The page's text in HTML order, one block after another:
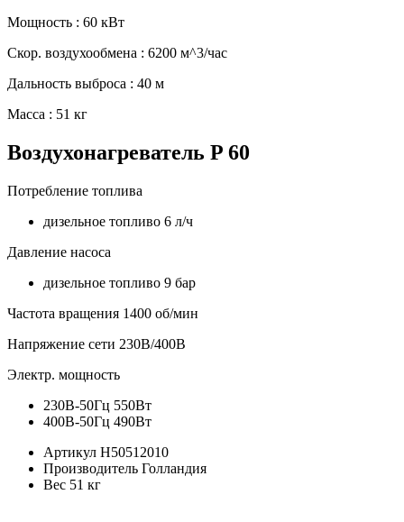
Мощность : 60 кВт
Скор. воздухообмена : 6200 м^3/час
Дальность выброса : 40 м
Масса : 51 кг
Воздухонагреватель P 60
Потребление топлива
дизельное топливо 6 л/ч
Давление насоса
дизельное топливо 9 бар
Частота вращения 1400 об/мин
Напряжение сети 230В/400В
Электр. мощность
230В-50Гц 550Вт
400В-50Гц 490Вт
Артикул H50512010
Производитель Голландия
Вес 51 кг